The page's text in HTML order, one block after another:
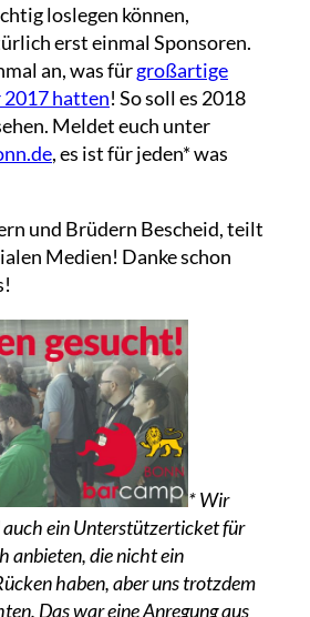
loslegen können,
erst einmal Sponsoren.
an, was fürgroßartige
hatten! So soll es 2018
Meldet euch unter
, es ist für jeden* was
und Brüdern Bescheid, teilt
Medien! Danke schon
* Wir
auch ein Unterstützerticket für
anbieten, die nicht ein
haben, aber uns trotzdem
Das war eine Anregung aus